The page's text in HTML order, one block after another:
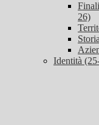
26)
Identità